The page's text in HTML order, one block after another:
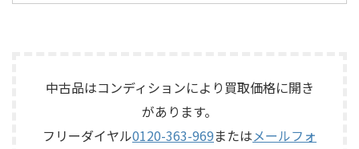
プのプリアンプで、左右チャン
替、ボリューム、バランス、
位相切替、バランス出力、フ
態、ユニットの状態、エッグ
シェル型エンクロージャー、角
度調整機構、スピーカー端
子、外観コンディション、保護
中古品はコンディションにより買取価格に開き
があります。
フリーダイヤル0120-363-969またはメールフォ